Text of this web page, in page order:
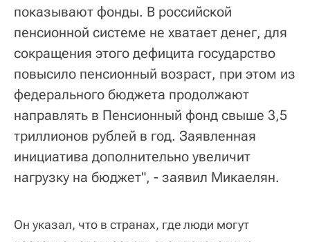
показывают фонды. В российской
пенсионной системе не хватает денег, для
сокращения этого дефицита государство
повысило пенсионный возраст, при этом из
федерального бюджета продолжают
направлять в Пенсионный фонд свыше 3,5
триллионов рублей в год. Заявленная
инициатива дополнительно увеличит
нагрузку на бюджет", - заявил Микаелян.
Он указал, что в странах, где люди могут